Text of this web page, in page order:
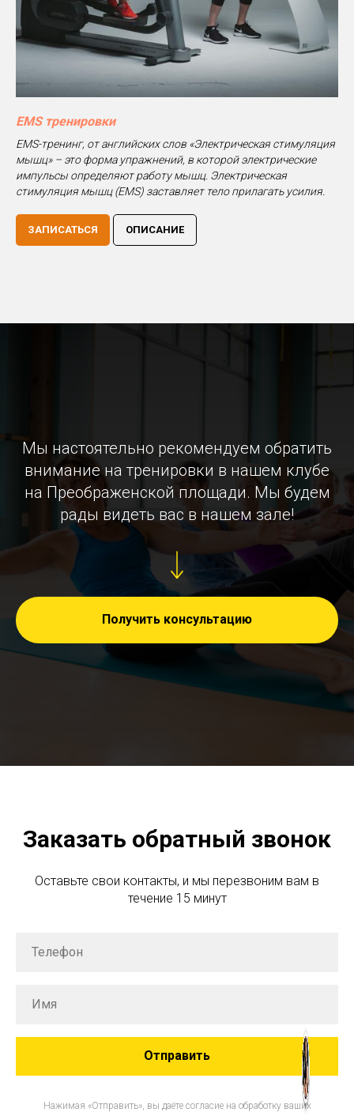
EMS тренировки
EMS-тренинг, от английских слов «Электрическая стимуляция
мышц» – это форма упражнений, в которой электрические
импульсы определяют работу мышц. Электрическая
стимуляция мышц (EMS) заставляет тело прилагать усилия.
ЗАПИСАТЬСЯ ОПИСАНИЕ
Мы настоятельно рекомендуем обратить
внимание на тренировки в нашем клубе
на Преображенской площади. Мы будем
рады видеть вас в нашем зале!
Получить консультацию
Заказать обратный звонок
Оставьте свои контакты, и мы перезвоним вам в
течение 15 минут
Отправить
Нажимая «Отправить», вы даёте согласие на обработку ваших